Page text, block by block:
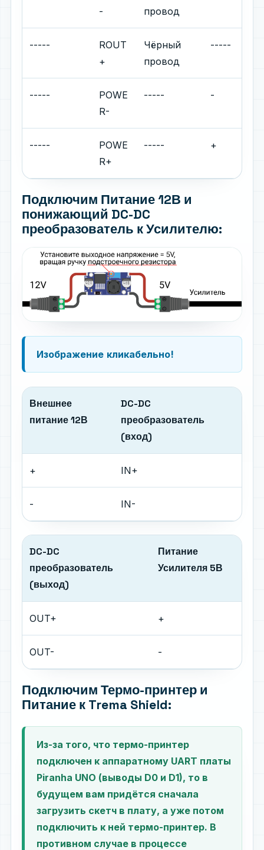
-
провод
-----
ROUT
+
Чёрный
провод
-----
-----
POWE
R-
----- -
-----
POWE
R+
----- +
Подключим Питание 12В и
понижающий DC-DC
преобразователь к Усилителю:
Изображение кликабельно!
Внешнее
питание 12В
DC-DC
преобразователь
(вход)
+ IN+
- IN-
DC-DC
преобразователь
(выход)
Питание
Усилителя 5В
OUT+ +
OUT- -
Подключим Термо-принтер и
Питание к Trema Shield:
Из-за того, что термо-принтер
подключен к аппаратному UART платы
Piranha UNO (выводы D0 и D1), то в
будущем вам придётся сначала
загрузить скетч в плату, а уже потом
подключить к ней термо-принтер. В
противном случае в процессе